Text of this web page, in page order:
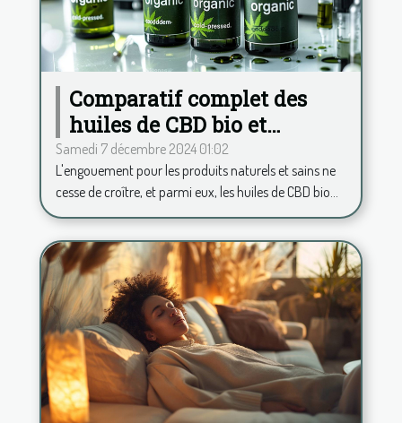
Comparatif complet des
huiles de CBD bio et
pressées à froid
Samedi 7 décembre 2024 01:02
L'engouement pour les produits naturels et sains ne
cesse de croître, et parmi eux, les huiles de CBD bio...